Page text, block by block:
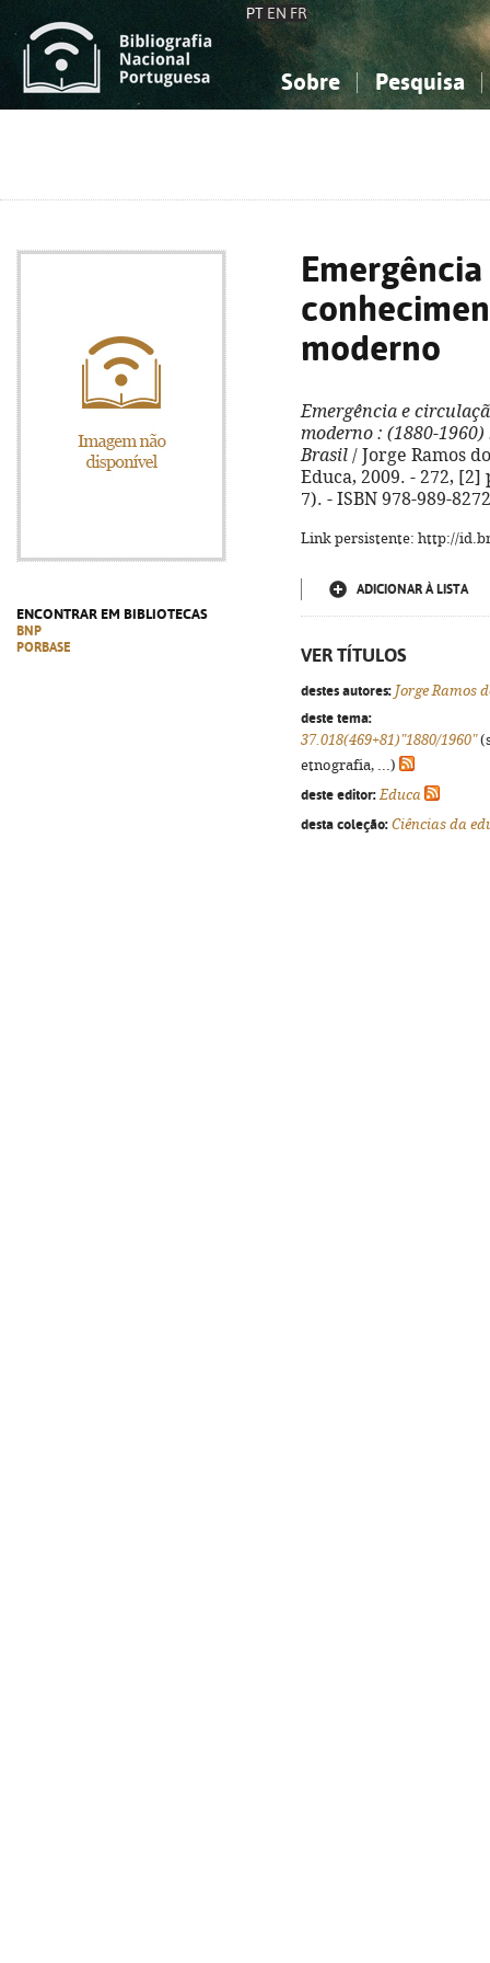
PT EN FR
Sobre Pesquisa
ENCONTRAR EM BIBLIOTECAS
BNP
PORBASE
moderno
Emergência e
moderno : (1880-1960)
Brasil / Jorge Ramos
Educa, 2009. - 272, [2]
7). - ISBN 978-989-
Link persistente: http://
ADICIONAR À LISTA
VER TÍTULOS
destes autores: Jorge Ramos
deste tema:
37.018(469+81)"1880/1960"
etnografia, ...)
deste editor: Educa
desta coleção: Ciências da